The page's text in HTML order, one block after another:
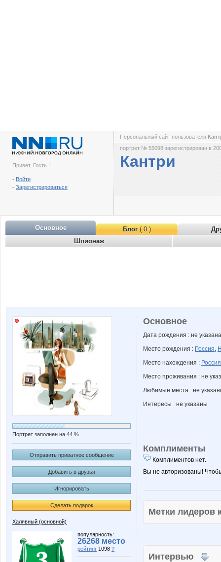
Привет, Гость !
- Войти
- Зарегистрироваться
Персональный сайт пользователя
портрет № 55098 зарегистрирован в
Кантри
Основное Блог( 0 )
Шпионаж
Портрет заполнен на 44 %
Отправить приватное сообщение
Добавить в друзья
Игнорировать
Сделать подарок
Халявный (основной)
популярность:
26268 место
рейтинг 1098 ?
Основное
Дата рождения : не указана
Место рождения : Россия,
Место нахождения : Россия
Место проживания : не
Любимые места : не
Интересы : не указаны
Комплименты
Комплиментов нет.
Вы не авторизованы!
Метки
Интервью